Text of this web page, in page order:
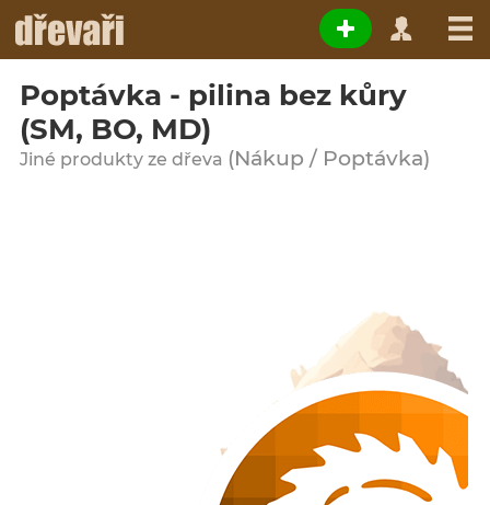
Poptávka - pilina bez kůry
(SM, BO, MD)
Jiné produkty ze dřeva (Nákup / Poptávka)